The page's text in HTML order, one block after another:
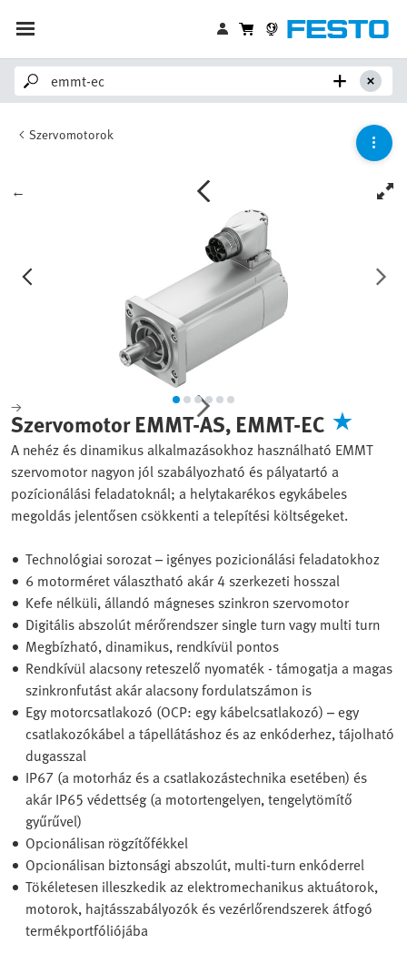
Szervomotorok
Szervomotor EMMT-AS, EMMT-EC
A nehéz és dinamikus alkalmazásokhoz használható EMMT
szervomotor nagyon jól szabályozható és pályatartó a
pozícionálási feladatoknál; a helytakarékos egykábeles
megoldás jelentősen csökkenti a telepítési költségeket.
Technológiai sorozat – igényes pozicionálási feladatokhoz
6 motorméret választható akár 4 szerkezeti hosszal
Kefe nélküli, állandó mágneses szinkron szervomotor
Digitális abszolút mérőrendszer single turn vagy multi turn
Megbízható, dinamikus, rendkívül pontos
Rendkívül alacsony reteszelő nyomaték - támogatja a magas
szinkronfutást akár alacsony fordulatszámon is
Egy motorcsatlakozó (OCP: egy kábelcsatlakozó) – egy
csatlakozókábel a tápellátáshoz és az enkóderhez, tájolható
dugasszal
IP67 (a motorház és a csatlakozástechnika esetében) és
akár IP65 védettség (a motortengelyen, tengelytömítő
gyűrűvel)
Opcionálisan rögzítőfékkel
Opcionálisan biztonsági abszolút, multi-turn enkóderrel
Tökéletesen illeszkedik az elektromechanikus aktuátorok,
motorok, hajtásszabályozók és vezérlőrendszerek átfogó
termékportfóliójába